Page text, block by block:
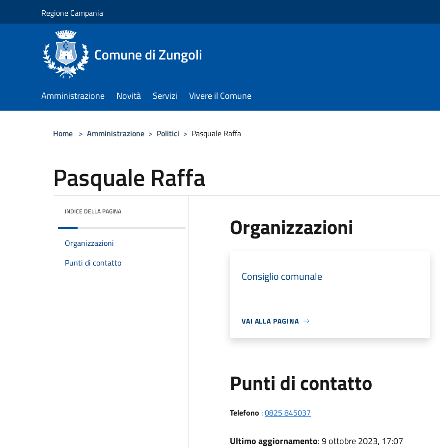
Regione Campania
Comune di Zungoli
Amministrazione Novità Servizi Vivere il Comune
Home > Amministrazione > Politici > Pasquale Raffa
Pasquale Raffa
INDICE DELLA PAGINA
Organizzazioni
Punti di contatto
Organizzazioni
Consiglio comunale
VAI ALLA PAGINA
Punti di contatto
Telefono :0825 845037
Ultimo aggiornamento: 9 ottobre 2023, 17:07